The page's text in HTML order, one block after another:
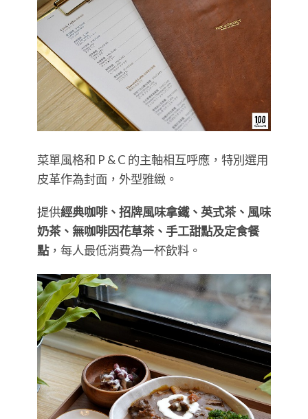
菜單風格和 P & C 的主軸相互呼應，特別選用
皮革作為封面，外型雅緻。
提供經典咖啡、招牌風味拿鐵、英式茶、風味
奶茶、無咖啡因花草茶、手工甜點及定食餐
點，每人最低消費為一杯飲料。